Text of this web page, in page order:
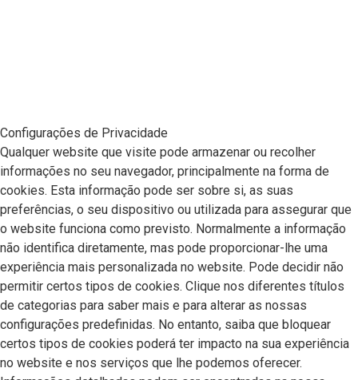
Configurações de Privacidade
Qualquer website que visite pode armazenar ou recolher
informações no seu navegador, principalmente na forma de
cookies. Esta informação pode ser sobre si, as suas
preferências, o seu dispositivo ou utilizada para assegurar que
o website funciona como previsto. Normalmente a informação
não identifica diretamente, mas pode proporcionar-lhe uma
experiência mais personalizada no website. Pode decidir não
permitir certos tipos de cookies. Clique nos diferentes títulos
de categorias para saber mais e para alterar as nossas
configurações predefinidas. No entanto, saiba que bloquear
certos tipos de cookies poderá ter impacto na sua experiência
no website e nos serviços que lhe podemos oferecer.